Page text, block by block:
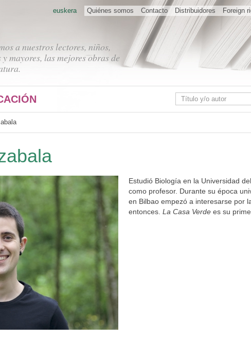
a nuestros lectores, niños,
y mayores, las mejores obras de
Quiénes somos Contacto Distribuidores Foreign
euskera
Estudió Biología en la Universidad
como profesor. Durante su época
en Bilbao empezó a interesarse por
entonces. La Casa Verde es su